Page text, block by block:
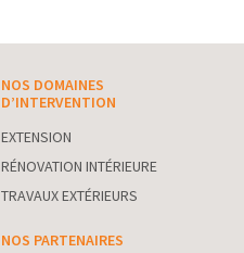
NOS DOMAINES
D’INTERVENTION
EXTENSION
RÉNOVATION INTÉRIEURE
TRAVAUX EXTÉRIEURS
NOS PARTENAIRES